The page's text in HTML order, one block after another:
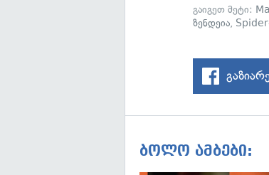
გაიგეთ მეტი:
ზენდეია,
ბოლო ამბები: